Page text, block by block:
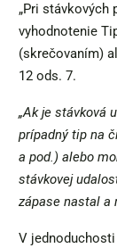
„Pri
vyhodnotenie
(skrečovaním)
12 ods. 7.
„Ak je stávková
prípadný tip na
a pod.) alebo
stávkovej
zápase nastal a
V